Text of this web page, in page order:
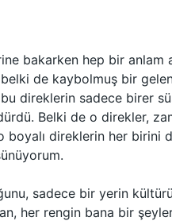
bakarken hep bir anlam
de kaybolmuş bir
direklerin sadece birer süs
Belki de o direkler,
boyalı direklerin her
sadece bir yerin
her rengin bana bir şeyler